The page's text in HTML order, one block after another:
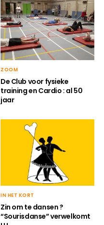
ZOOM
De Club voor fysieke
training en Cardio : al 50
jaar
IN HET KORT
Zin om te dansen ?
“Sourisdanse” verwelkomt